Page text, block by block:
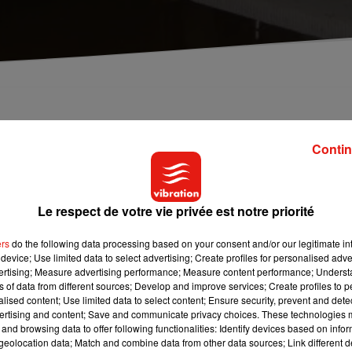
a éclaté en pleine soirée et a copieusement
les pompiers ont été appelés à une
s’est abattue dans le Berry, en particulier dans le
Il faut dire que le niveau de l’eau a rapidement grimpé par
seaux et les serpillères pour tenter de nettoyer l’école de la
Le respect de votre vie privée est notre priorité
do the following data processing based on your consent and/or our legitimate
Use limited data to select advertising; Create profiles for personalised
Measure advertising performance; Measure content performance;
of data from different sources; Develop and improve services; Create profiles to
content; Use limited data to select content; Ensure security, prevent and
and content; Save and communicate privacy choices. These technologies
browsing data to offer following functionalities: Identify devices based on
data; Match and combine data from other data sources; Link different